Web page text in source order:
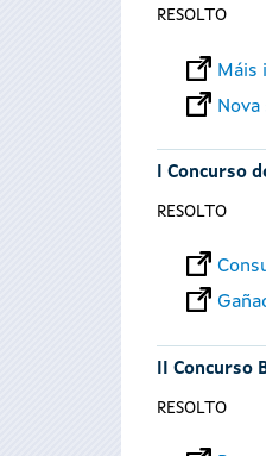
RESOLTO
Máis
I Concurso
RESOLTO
II Concurso
RESOLTO